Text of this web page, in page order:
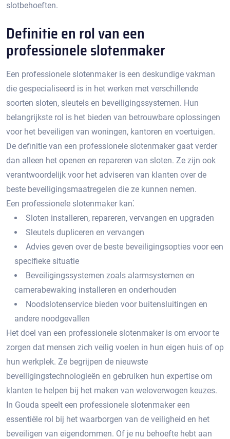
slotbehoeften.​
Definitie en rol van een
professionele slotenmaker
Een professionele slotenmaker is een deskundige vakman
die gespecialiseerd is in het werken met verschillende
soorten sloten, sleutels en beveiligingssystemen. Hun
belangrijkste rol is het bieden van betrouwbare oplossingen
voor het beveiligen van woningen, kantoren en voertuigen.
De definitie van een professionele slotenmaker gaat verder
dan alleen het openen en repareren van sloten.​ Ze zijn ook
verantwoordelijk voor het adviseren van klanten over de
beste beveiligingsmaatregelen die ze kunnen nemen.
Een professionele slotenmaker kan⁚
Sloten installeren, repareren, vervangen en upgraden
Sleutels dupliceren en vervangen
Advies geven over de beste beveiligingsopties voor een
specifieke situatie
Beveiligingssystemen zoals alarmsystemen en
camerabewaking installeren en onderhouden
Noodslotenservice bieden voor buitensluitingen en
andere noodgevallen
Het doel van een professionele slotenmaker is om ervoor te
zorgen dat mensen zich veilig voelen in hun eigen huis of op
hun werkplek.​ Ze begrijpen de nieuwste
beveiligingstechnologieën en gebruiken hun expertise om
klanten te helpen bij het maken van weloverwogen keuzes.​
In Gouda speelt een professionele slotenmaker een
essentiële rol bij het waarborgen van de veiligheid en het
beveiligen van eigendommen.​ Of je nu behoefte hebt aan